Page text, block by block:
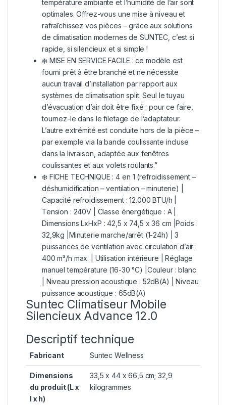
température ambiante et l’humidité de l’air sont
optimales. Offrez-vous une mise à niveau et
rafraîchissez vos pièces – grâce aux solutions
de climatisation modernes de SUNTEC, c’est si
rapide, si silencieux et si simple !
❄️ MISE EN SERVICE FACILE : ce modèle est
fourni prêt à être branché et ne nécessite
aucun travail d’installation par rapport aux
systèmes de climatisation split. Seul le tuyau
d’évacuation d’air doit être fixé : pour ce faire,
tournez-le dans le filetage de l’adaptateur.
L’autre extrémité est conduite hors de la pièce –
par exemple via la bande coulissante incluse
dans la livraison, adaptée aux fenêtres
coulissantes et aux volets roulants.”
❄️ FICHE TECHNIQUE : 4 en 1 (refroidissement –
déshumidification – ventilation – minuterie) |
Capacité refroidissement : 12.000 BTU/h |
Tension : 240V | Classe énergétique : A |
Dimensions LxHxP : 42,5 x 74,5 x 36 cm |Poids :
32,9kg |Minuterie marche/arrêt (1-24h) | 3
puissances de ventilation avec circulation d’air :
400 m³/h max. | Utilisation intérieure | Réglage
manuel température (16-30 °C) |Couleur : blanc
| Niveau pression acoustique : 52dB(A) | Niveau
puissance acoustique : 65dB(A)
Suntec Climatiseur Mobile
Silencieux Advance 12.0
Descriptif technique
Fabricant ‎Suntec Wellness
Dimensions
du produit (L x
l x h)
‎33,5 x 44 x 66,5 cm; 32,9
kilogrammes